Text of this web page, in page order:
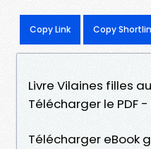
Copy Link Copy
Livre Vilaines filles
Télécharger le PDF -
Télécharger eBook